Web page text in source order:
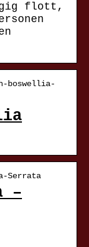
flott,
boswellia-
Serrata
–